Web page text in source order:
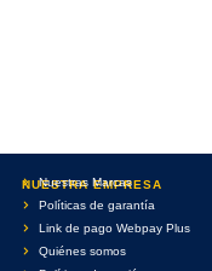
NUESTRA EMPRESA
Nuestras Marcas
Políticas de garantía
Link de pago Webpay Plus
Quiénes somos